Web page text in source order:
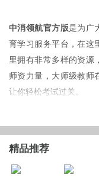
中消领航官方版是为广
育学习服务平台，在这
里拥有非常多样的资源
师资力量，大师级教师
让你轻松考试过关。
网职业教育品牌；集直
问答社区、新闻资讯于
帮助用户顺利的拿到职
精品推荐